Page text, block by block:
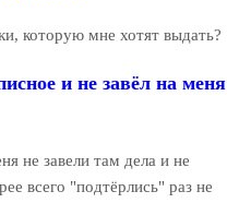
которую мне хотят выдать?
и не завёл на меня
не завели там дела и не
всего "подтёрлись" раз не